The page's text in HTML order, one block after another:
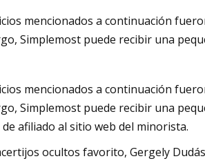
a tu puerta
mencionados a continuación
Simplemost puede recibir una
mencionados a continuación
Simplemost puede recibir una
afiliado al sitio web del minorista.
ocultos favorito, Gergely